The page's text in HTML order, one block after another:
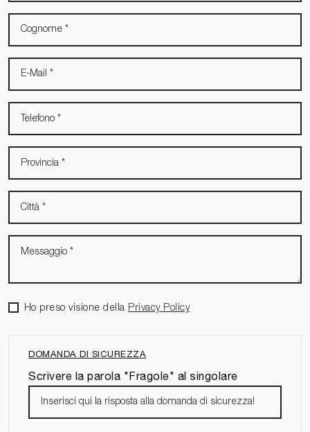
Ho preso visione della Privacy Policy
DOMANDA DI SICUREZZA
Scrivere la parola "Fragole" al singolare